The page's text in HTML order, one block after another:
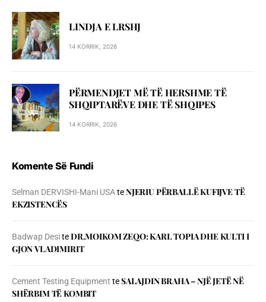
LINDJA E LRSHJ
14 KORRIK, 2026
PËRMENDJET MË TË HERSHME TË
SHQIPTARËVE DHE TË SHQIPES
14 KORRIK, 2026
Komente Së Fundi
Selman DERVISHI-Mani USAteNJERIU PЁRBALLЁ KUFIJVE TЁ
EKZISTENCЁS
Badwap DesiteDR.MOIKOM ZEQO: KARL TOPIA DHE KULTI I
GJON VLADIMIRIT
Cement Testing Equipment teSALAJDIN BRAHA – NJЁ JETЁ NЁ
SHЁRBIM TЁ KOMBIT